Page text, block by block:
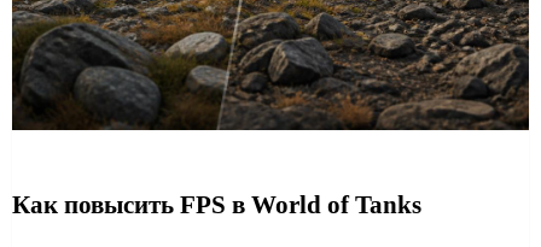
Как повысить FPS в World of Tanks